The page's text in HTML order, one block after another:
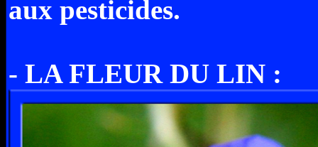
aux pesticides.
- LA FLEUR DU LIN :